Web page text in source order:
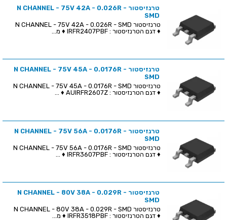
טרנזיסטור N CHANNEL - 75V 42A - 0.026R -
SMD
♦ דגם הטרנזיסטור : IRFR2407PBF ♦ מ...
טרנזיסטור N CHANNEL - 75V 45A - 0.0176R -
SMD
♦ דגם הטרנזיסטור : AUIRFR2607Z ♦ ...
טרנזיסטור N CHANNEL - 75V 56A - 0.0176R -
SMD
♦ דגם הטרנזיסטור : IRFR3607PBF ♦ ...
טרנזיסטור N CHANNEL - 80V 38A - 0.029R -
SMD
♦ דגם הטרנזיסטור : IRFR3518PBF ♦ מ...